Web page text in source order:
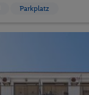
Parkplatz